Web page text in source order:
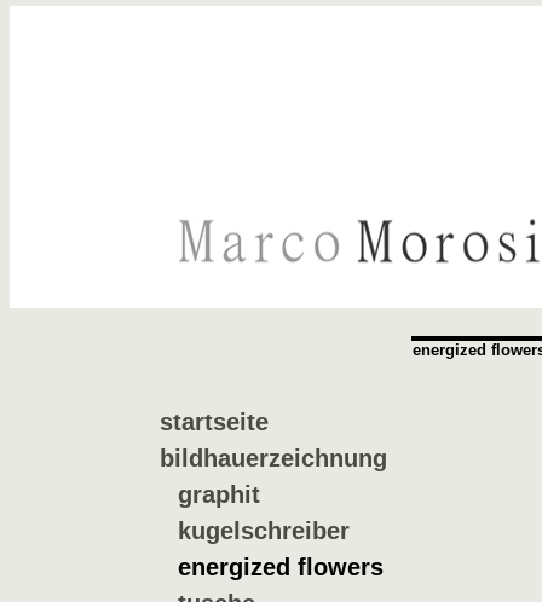
startseite
bildhauerzeichnung
graphit
kugelschreiber
energized flowers
energized